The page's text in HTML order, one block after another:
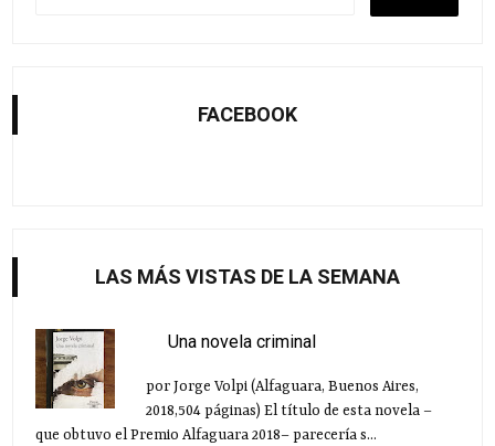
FACEBOOK
LAS MÁS VISTAS DE LA SEMANA
Una novela criminal
por Jorge Volpi (Alfaguara, Buenos Aires,
2018,504 páginas) El título de esta novela –
que obtuvo el Premio Alfaguara 2018– parecería s...